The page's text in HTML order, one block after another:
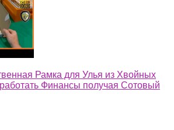
Рамка для Улья из Хвойных
Финансы получая Сотовый